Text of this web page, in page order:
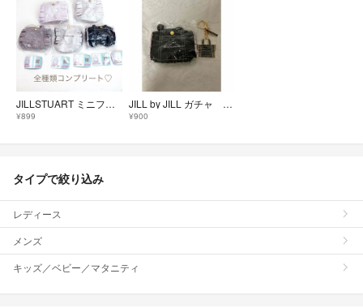
JILLSTUART ミニフリルトートバッグキーホルダー2 コンプリートセット
¥899
JILL by JILL ガチャ ミニフリルトート 2点セット 新品
¥900
タイプで絞り込み
レディース
メンズ
キッズ／ベビー／マタニティ